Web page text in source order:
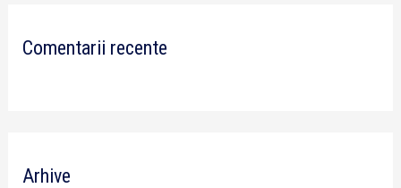
Comentarii recente
Arhive